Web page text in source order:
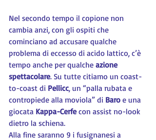
Nel secondo tempo il copione non
cambia anzi, con gli ospiti che
cominciano ad accusare qualche
problema di eccesso di acido lattico, c’è
tempo anche per qualche azione
spettacolare. Su tutte citiamo un coast-
to-coast di Pellicc, un “palla rubata e
contropiede alla moviola” di Baro e una
giocata Kappa-Cerfe con assist no-look
dietro la schiena.
Alla fine saranno 9 i fusignanesi a